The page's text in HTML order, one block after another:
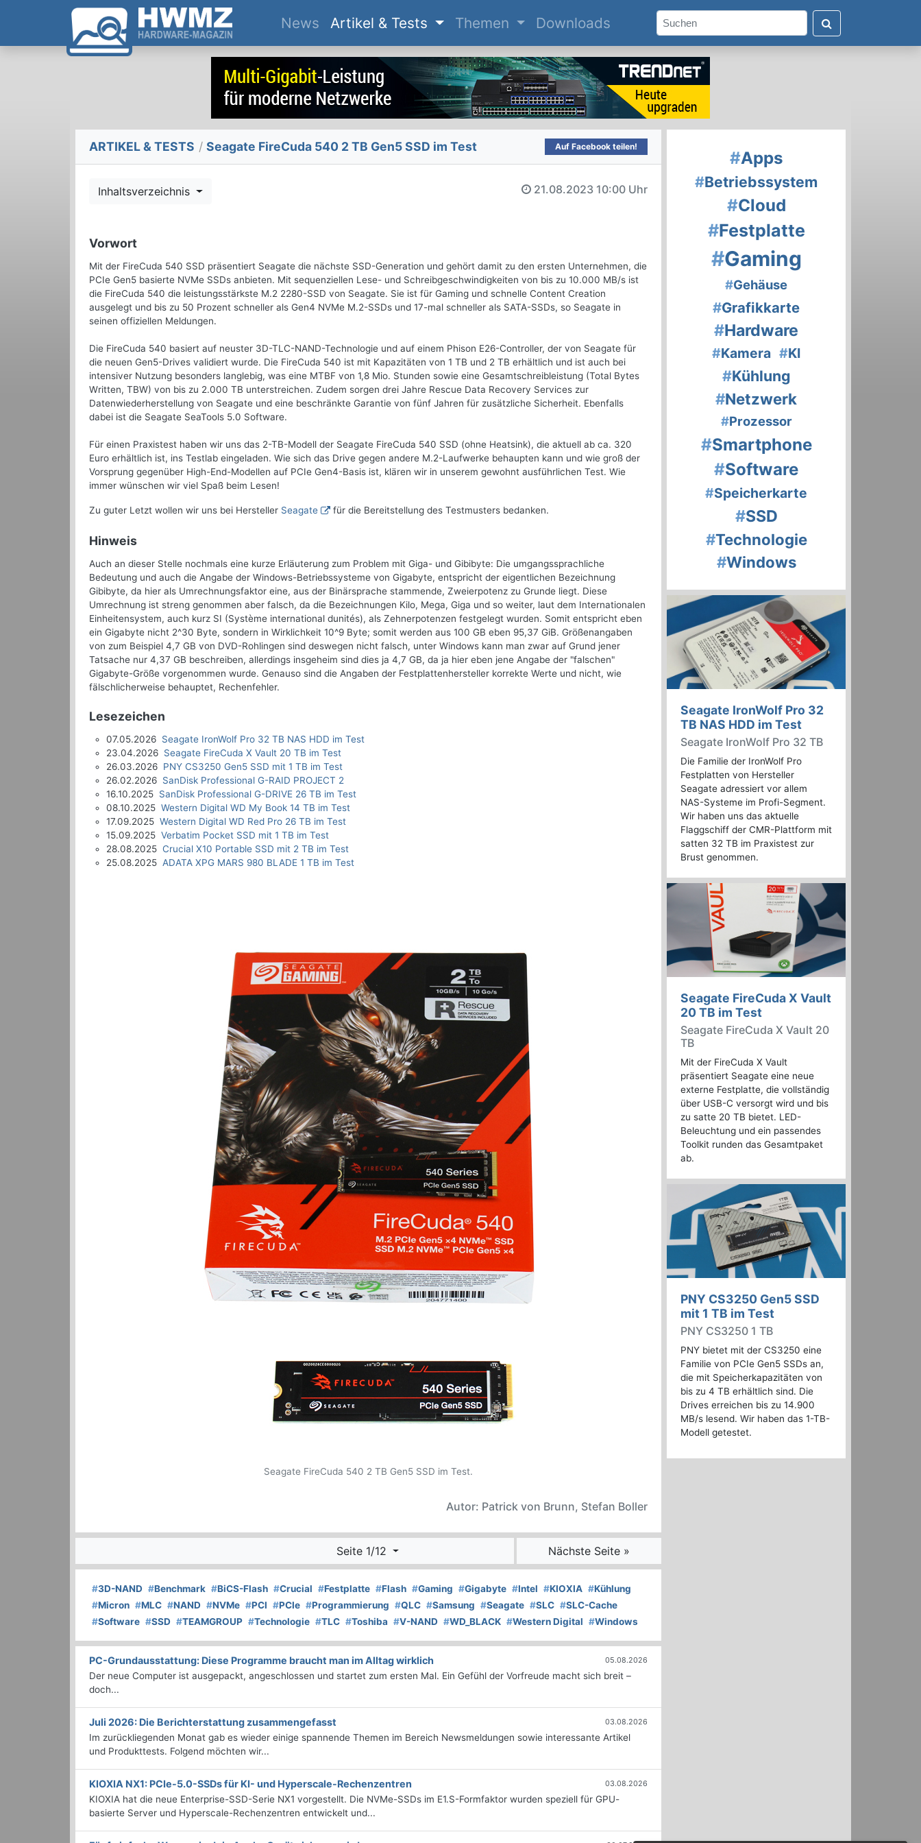
News(current)
Artikel & Tests Themen Downloads
ARTIKEL & TESTS / Seagate FireCuda 540 2 TB Gen5 SSD im Test Auf Facebook teilen!
Inhaltsverzeichnis 21.08.2023 10:00 Uhr
Vorwort
Mit der FireCuda 540 SSD präsentiert Seagate die nächste SSD-Generation und gehört damit zu den ersten Unternehmen, die
PCIe Gen5 basierte NVMe SSDs anbieten. Mit sequenziellen Lese- und Schreibgeschwindigkeiten von bis zu 10.000 MB/s ist
die FireCuda 540 die leistungsstärkste M.2 2280-SSD von Seagate. Sie ist für Gaming und schnelle Content Creation
ausgelegt und bis zu 50 Prozent schneller als Gen4 NVMe M.2-SSDs und 17-mal schneller als SATA-SSDs, so Seagate in
seinen offiziellen Meldungen.
Die FireCuda 540 basiert auf neuster 3D-TLC-NAND-Technologie und auf einem Phison E26-Controller, der von Seagate für
die neuen Gen5-Drives validiert wurde. Die FireCuda 540 ist mit Kapazitäten von 1 TB und 2 TB erhältlich und ist auch bei
intensiver Nutzung besonders langlebig, was eine MTBF von 1,8 Mio. Stunden sowie eine Gesamtschreibleistung (Total Bytes
Written, TBW) von bis zu 2.000 TB unterstreichen. Zudem sorgen drei Jahre Rescue Data Recovery Services zur
Datenwiederherstellung von Seagate und eine beschränkte Garantie von fünf Jahren für zusätzliche Sicherheit. Ebenfalls
dabei ist die Seagate SeaTools 5.0 Software.
Für einen Praxistest haben wir uns das 2-TB-Modell der Seagate FireCuda 540 SSD (ohne Heatsink), die aktuell ab ca. 320
Euro erhältlich ist, ins Testlab eingeladen. Wie sich das Drive gegen andere M.2-Laufwerke behaupten kann und wie groß der
Vorsprung gegenüber High-End-Modellen auf PCIe Gen4-Basis ist, klären wir in unserem gewohnt ausführlichen Test. Wie
immer wünschen wir viel Spaß beim Lesen!
Zu guter Letzt wollen wir uns bei Hersteller Seagate für die Bereitstellung des Testmusters bedanken.
Hinweis
Auch an dieser Stelle nochmals eine kurze Erläuterung zum Problem mit Giga- und Gibibyte: Die umgangssprachliche
Bedeutung und auch die Angabe der Windows-Betriebssysteme von Gigabyte, entspricht der eigentlichen Bezeichnung
Gibibyte, da hier als Umrechnungsfaktor eine, aus der Binärsprache stammende, Zweierpotenz zu Grunde liegt. Diese
Umrechnung ist streng genommen aber falsch, da die Bezeichnungen Kilo, Mega, Giga und so weiter, laut dem Internationalen
Einheitensystem, auch kurz SI (Système international dunités), als Zehnerpotenzen festgelegt wurden. Somit entspricht eben
ein Gigabyte nicht 2^30 Byte, sondern in Wirklichkeit 10^9 Byte; somit werden aus 100 GB eben 95,37 GiB. Größenangaben
von zum Beispiel 4,7 GB von DVD-Rohlingen sind deswegen nicht falsch, unter Windows kann man zwar auf Grund jener
Tatsache nur 4,37 GB beschreiben, allerdings insgeheim sind dies ja 4,7 GB, da ja hier eben jene Angabe der "falschen"
Gigabyte-Größe vorgenommen wurde. Genauso sind die Angaben der Festplattenhersteller korrekte Werte und nicht, wie
fälschlicherweise behauptet, Rechenfehler.
Lesezeichen
07.05.2026 Seagate IronWolf Pro 32 TB NAS HDD im Test
23.04.2026 Seagate FireCuda X Vault 20 TB im Test
26.03.2026 PNY CS3250 Gen5 SSD mit 1 TB im Test
26.02.2026 SanDisk Professional G-RAID PROJECT 2
16.10.2025 SanDisk Professional G-DRIVE 26 TB im Test
08.10.2025 Western Digital WD My Book 14 TB im Test
17.09.2025 Western Digital WD Red Pro 26 TB im Test
15.09.2025 Verbatim Pocket SSD mit 1 TB im Test
28.08.2025 Crucial X10 Portable SSD mit 2 TB im Test
25.08.2025 ADATA XPG MARS 980 BLADE 1 TB im Test
Seagate FireCuda 540 2 TB Gen5 SSD im Test.
Autor: Patrick von Brunn, Stefan Boller
Seite 1/12 Nächste Seite »
#3D-NAND #Benchmark #BiCS-Flash #Crucial #Festplatte #Flash #Gaming #Gigabyte #Intel #KIOXIA #Kühlung
#Micron #MLC #NAND #NVMe #PCI #PCIe #Programmierung #QLC #Samsung #Seagate #SLC #SLC-Cache
#Software #SSD #TEAMGROUP #Technologie #TLC #Toshiba #V-NAND #WD_BLACK #Western Digital #Windows
PC-Grundausstattung: Diese Programme braucht man im Alltag wirklich 05.08.2026
Der neue Computer ist ausgepackt, angeschlossen und startet zum ersten Mal. Ein Gefühl der Vorfreude macht sich breit –
doch...
Juli 2026: Die Bericht­erstattung zusammengefasst 03.08.2026
Im zurückliegenden Monat gab es wieder einige spannende Themen im Bereich Newsmeldungen sowie interessante Artikel
und Produkttests. Folgend möchten wir...
KIOXIA NX1: PCIe-5.0-SSDs für KI- und Hyperscale-Rechenzentren 03.08.2026
KIOXIA hat die neue Enterprise-SSD-Serie NX1 vorgestellt. Die NVMe-SSDs im E1.S-Formfaktor wurden speziell für GPU-
basierte Server und Hyperscale-Rechenzentren entwickelt und...
#Apps
#Betriebssystem
#Cloud
#Festplatte
#Gaming
#Gehäuse
#Grafikkarte
#Hardware
#Kamera #KI
#Kühlung
#Netzwerk
#Prozessor
#Smartphone
#Software
#Speicherkarte
#SSD
#Technologie
#Windows
Seagate IronWolf Pro 32
TB NAS HDD im Test
Seagate IronWolf Pro 32 TB
Die Familie der IronWolf Pro
Festplatten von Hersteller
Seagate adressiert vor allem
NAS-Systeme im Profi-Segment.
Wir haben uns das aktuelle
Flaggschiff der CMR-Plattform mit
satten 32 TB im Praxistest zur
Brust genommen.
Seagate FireCuda X Vault
20 TB im Test
Seagate FireCuda X Vault 20
TB
Mit der FireCuda X Vault
präsentiert Seagate eine neue
externe Festplatte, die vollständig
über USB-C versorgt wird und bis
zu satte 20 TB bietet. LED-
Beleuchtung und ein passendes
Toolkit runden das Gesamtpaket
ab.
PNY CS3250 Gen5 SSD
mit 1 TB im Test
PNY CS3250 1 TB
PNY bietet mit der CS3250 eine
Familie von PCIe Gen5 SSDs an,
die mit Speicherkapazitäten von
bis zu 4 TB erhältlich sind. Die
Drives erreichen bis zu 14.900
MB/s lesend. Wir haben das 1-TB-
Modell getestet.